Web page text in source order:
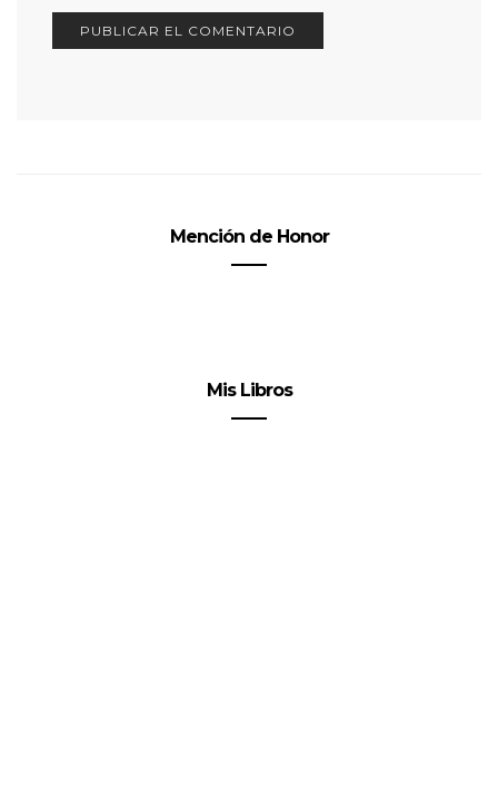
Mención de Honor
Mis Libros